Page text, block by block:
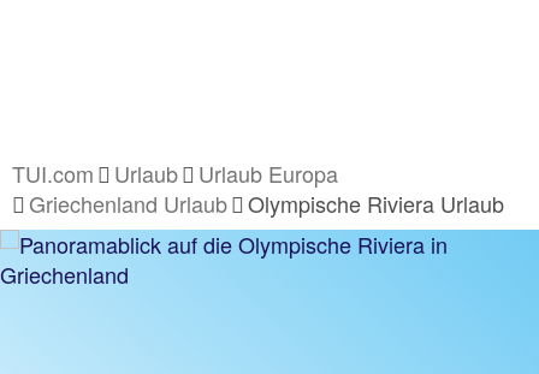
TUI.com Urlaub
Urlaub Europa
Griechenland Urlaub
Olympische Riviera Urlaub